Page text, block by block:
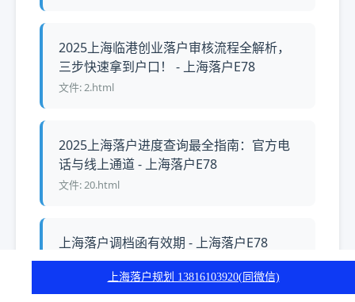
2025上海临港创业落户审核流程全解析，
三步快速拿到户口！ - 上海落户E78
文件: 2.html
2025上海落户进度查询最全指南：官方电
话与线上通道 - 上海落户E78
文件: 20.html
上海落户调档函有效期 - 上海落户E78
文件: 200.html
上海落户规划 13816103920(同微信)